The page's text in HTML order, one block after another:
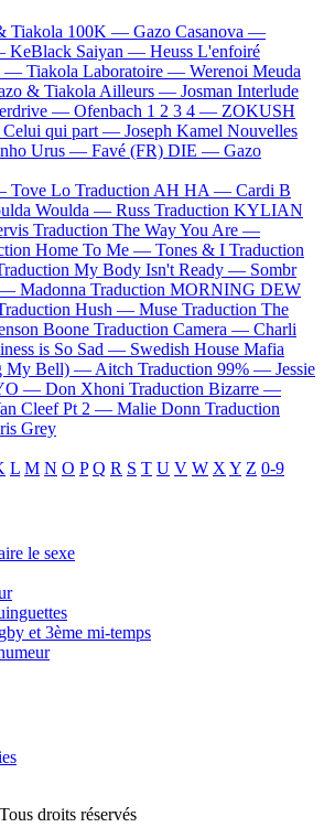
Tiakola 100K — Gazo Casanova —
KeBlack Saiyan — Heuss L'enfoiré
— Tiakola Laboratoire — Werenoi Meuda
& Tiakola Ailleurs — Josman Interlude
— Ofenbach 1 2 3 4 — ZOKUSH
Celui qui part — Joseph Kamel Nouvelles
Urus — Favé (FR) DIE — Gazo
Tove Lo Traduction AH HA — Cardi B
Woulda — Russ Traduction KYLIAN
Traduction The Way You Are —
Home To Me — Tones & I Traduction
My Body Isn't Ready — Sombr
— Madonna Traduction MORNING DEW
Hush — Muse Traduction The
Boone Traduction Camera — Charli
is So Sad — Swedish House Mafia
My Bell) — Aitch Traduction 99% — Jessie
— Don Xhoni Traduction Bizarre —
Cleef Pt 2 — Malie Donn Traduction
Grey
L M N O P Q R S T U V W X Y Z 0-9
le sexe
et 3ème mi-temps
droits réservés